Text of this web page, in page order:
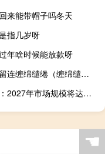
来能带帽子吗冬天
指几岁呀
年啥时候能放款呀
依恋留连缠绵缱绻（缠绵缱绻）
机构：2027年市场规模将达到106.3亿金融行业低代码应用已进入加速发展阶段
☚